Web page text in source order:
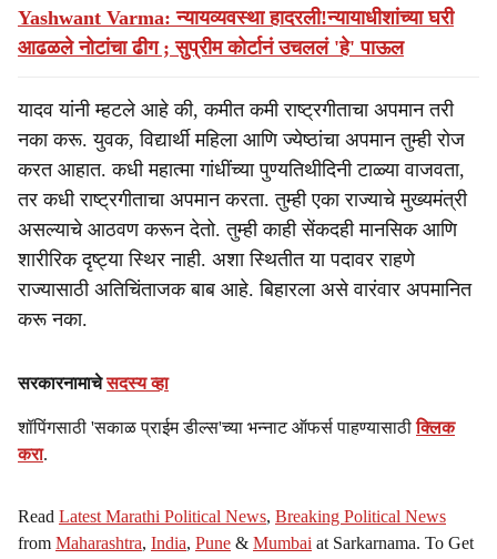
Yashwant Varma: न्यायव्यवस्था हादरली!न्यायाधीशांच्या घरी
आढळले नोटांचा ढीग ; सुप्रीम कोर्टानं उचललं 'हे' पाऊल
यादव यांनी म्हटले आहे की, कमीत कमी राष्ट्रगीताचा अपमान तरी
नका करू. युवक, विद्यार्थी महिला आणि ज्येष्ठांचा अपमान तुम्ही रोज
करत आहात. कधी महात्मा गांधींच्या पुण्यतिथीदिनी टाळ्या वाजवता,
तर कधी राष्ट्रगीताचा अपमान करता. तुम्ही एका राज्याचे मुख्यमंत्री
असल्याचे आठवण करून देतो. तुम्ही काही सेंकदही मानसिक आणि
शारीरिक दृष्ट्या स्थिर नाही. अशा स्थितीत या पदावर राहणे
राज्यासाठी अतिचिंताजक बाब आहे. बिहारला असे वारंवार अपमानित
करू नका.
सरकारनामाचेसदस्य व्हा
शॉपिंगसाठी 'सकाळ प्राईम डील्स'च्या भन्नाट ऑफर्स पाहण्यासाठीक्लिक
करा.
Read Latest Marathi Political News, Breaking Political News
from Maharashtra, India, Pune & Mumbai at Sarkarnama. To Get